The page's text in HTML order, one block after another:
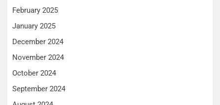
February 2025
January 2025
December 2024
November 2024
October 2024
September 2024